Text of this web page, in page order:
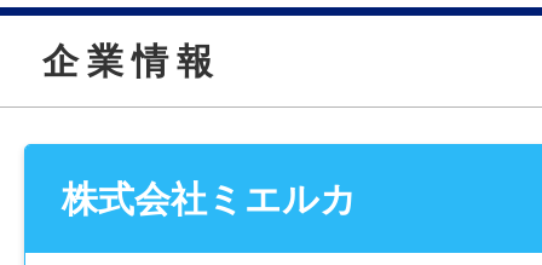
センテラス鹿児島内
図書館併設カフェスタッフ募集！
勤務地は天文館電停すぐの「センテラス鹿
アクセスしやすく、きれいでおしゃれな空
企 業 情 報
株式会社ミエルカ